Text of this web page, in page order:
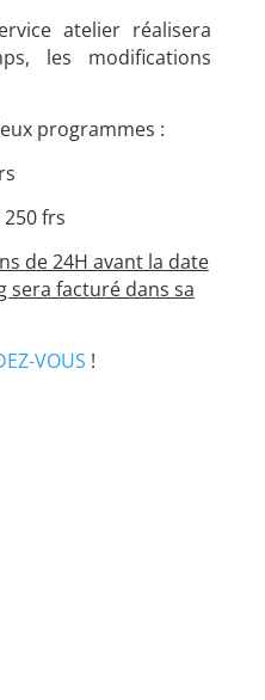
atelier réalisera
les modifications
programmes :
frs
de 24H avant la date
sera facturé dans sa
VOUS !